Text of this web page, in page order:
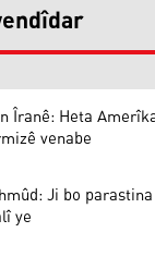
Îranê: Heta
venabe
Ji bo
ye